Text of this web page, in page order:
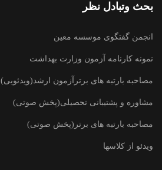
بحث وتبادل نظر
انجمن گفتگوی موسسه معین
نمونه کارنامه آزمون وزارت بهداشت
مصاحبه بارتبه های برترآزمون ارشد(ویدئویی)
مشاوره و پشتیبانی تحصیلی(پخش صوتی)
مصاحبه بارتبه های برتر(پخش صوتی)
ویدئو از کلاسها